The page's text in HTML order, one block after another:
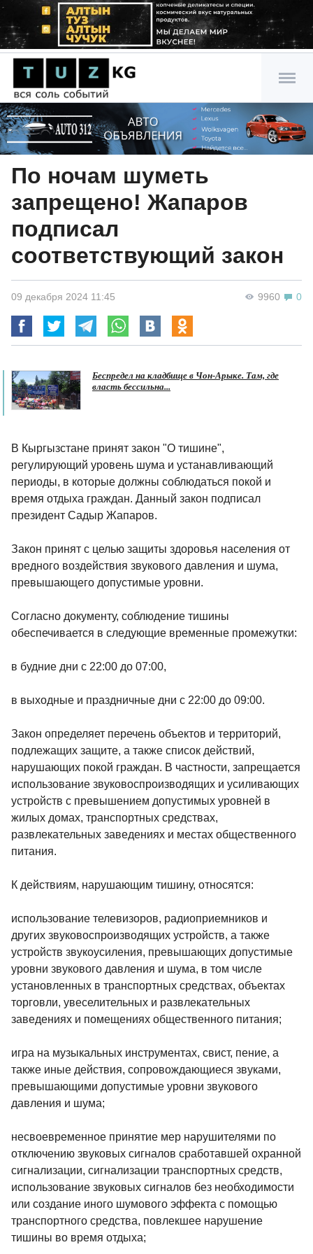
По ночам шуметь
запрещено! Жапаров
подписал
соответствующий закон
9960 0
09 декабря 2024 11:45
Беспредел на кладбище в Чон-Арыке. Там, где
власть бессильна...
В Кыргызстане принят закон "О тишине",
регулирующий уровень шума и устанавливающий
периоды, в которые должны соблюдаться покой и
время отдыха граждан. Данный закон подписал
президент Садыр Жапаров.
Закон принят с целью защиты здоровья населения от
вредного воздействия звукового давления и шума,
превышающего допустимые уровни.
Согласно документу, соблюдение тишины
обеспечивается в следующие временные промежутки:
в будние дни с 22:00 до 07:00,
в выходные и праздничные дни с 22:00 до 09:00.
Закон определяет перечень объектов и территорий,
подлежащих защите, а также список действий,
нарушающих покой граждан. В частности, запрещается
использование звуковоспроизводящих и усиливающих
устройств с превышением допустимых уровней в
жилых домах, транспортных средствах,
развлекательных заведениях и местах общественного
питания.
К действиям, нарушающим тишину, относятся:
использование телевизоров, радиоприемников и
других звуковоспроизводящих устройств, а также
устройств звукоусиления, превышающих допустимые
уровни звукового давления и шума, в том числе
установленных в транспортных средствах, объектах
торговли, увеселительных и развлекательных
заведениях и помещениях общественного питания;
игра на музыкальных инструментах, свист, пение, а
также иные действия, сопровождающиеся звуками,
превышающими допустимые уровни звукового
давления и шума;
несвоевременное принятие мер нарушителями по
отключению звуковых сигналов сработавшей охранной
сигнализации, сигнализации транспортных средств,
использование звуковых сигналов без необходимости
или создание иного шумового эффекта с помощью
транспортного средства, повлекшее нарушение
тишины во время отдыха;